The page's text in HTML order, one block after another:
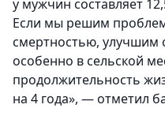
у мужчин составляет
Если мы решим
смертностью, улучшим
особенно в сельской
продолжительность
на 4 года», — отметил